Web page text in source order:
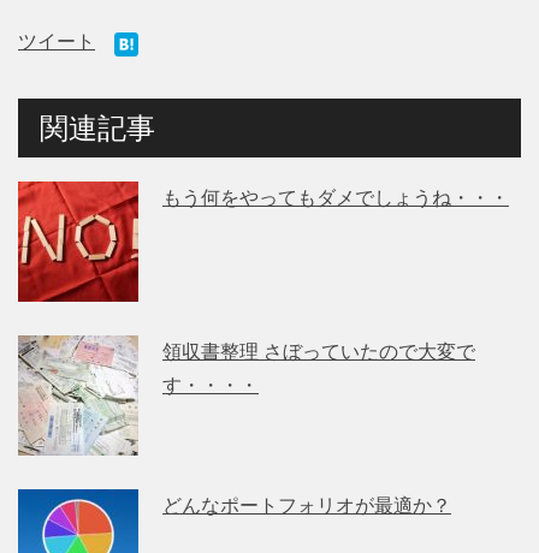
ツイート
関連記事
もう何をやってもダメでしょうね・・・
領収書整理 さぼっていたので大変で
す・・・・
どんなポートフォリオが最適か？